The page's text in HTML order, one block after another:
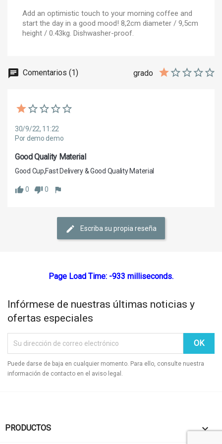
Add an optimistic touch to your morning coffee and
start the day in a good mood! 8,2cm diameter / 9,5cm
height / 0.43kg. Dishwasher-proof.
Comentarios (1) grado
30/9/22, 11:22
Por demo demo
Good Quality Material
Good Cup,Fast Delivery & Good Quality Material
0 0
Escriba su propia reseña
Page Load Time: -933 milliseconds.
Infórmese de nuestras últimas noticias y
ofertas especiales
Puede darse de baja en cualquier momento. Para ello, consulte nuestra
información de contacto en el aviso legal.
PRODUCTOS 